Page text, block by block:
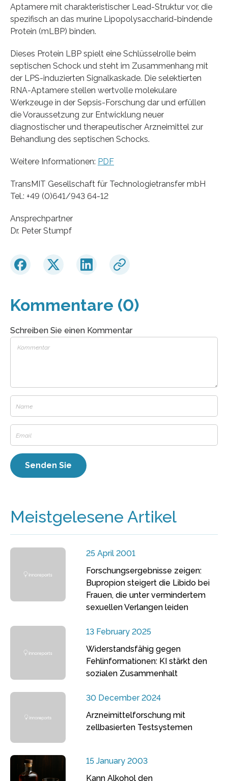
Aptamere mit charakteristischer Lead-Struktur vor, die
spezifisch an das murine Lipopolysaccharid-bindende
Protein (mLBP) binden.
Dieses Protein LBP spielt eine Schlüsselrolle beim
septischen Schock und steht im Zusammenhang mit
der LPS-induzierten Signalkaskade. Die selektierten
RNA-Aptamere stellen wertvolle molekulare
Werkzeuge in der Sepsis-Forschung dar und erfüllen
die Voraussetzung zur Entwicklung neuer
diagnostischer und therapeutischer Arzneimittel zur
Behandlung des septischen Schocks.
Weitere Informationen: PDF
TransMIT Gesellschaft für Technologietransfer mbH
Tel.: +49 (0)641/943 64-12
Ansprechpartner
Dr. Peter Stumpf
Kommentare (0)
Schreiben Sie einen Kommentar
Meistgelesene Artikel
25 April 2001
Forschungsergebnisse zeigen:
Bupropion steigert die Libido bei
Frauen, die unter vermindertem
sexuellen Verlangen leiden
13 February 2025
Widerstandsfähig gegen
Fehlinformationen: KI stärkt den
sozialen Zusammenhalt
30 December 2024
Arzneimittelforschung mit
zellbasierten Testsystemen
15 January 2003
Kann Alkohol den